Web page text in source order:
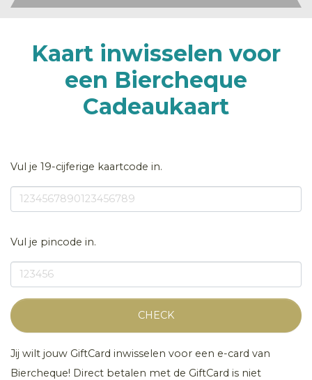
Kaart inwisselen voor
een Biercheque
Cadeaukaart
Vul je 19-cijferige kaartcode in.
Vul je pincode in.
CHECK
Jij wilt jouw GiftCard inwisselen voor een e-card van
Biercheque! Direct betalen met de GiftCard is niet